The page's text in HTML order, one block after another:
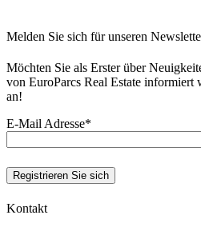
Melden Sie sich für unseren
Möchten Sie als Erster über
von EuroParcs Real Estate informiert
an!
E-Mail Adresse*
Kontakt